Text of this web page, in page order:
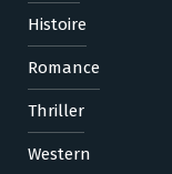
Histoire
Romance
Thriller
Western